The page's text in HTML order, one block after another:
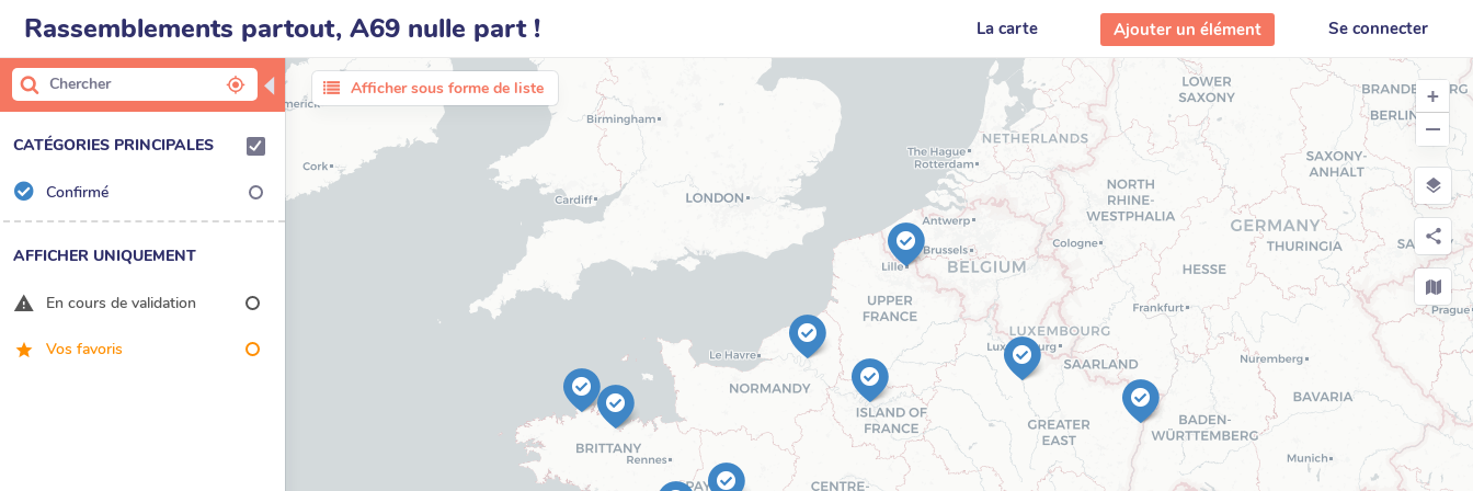
Rassemblements partout, A69 nulle part ! La carte Ajouter un élément Se connecter
◀
CATÉGORIES PRINCIPALES
Confirmé
AFFICHER UNIQUEMENT
En cours de validation
Vos favoris
Afficher sous forme de liste +
−